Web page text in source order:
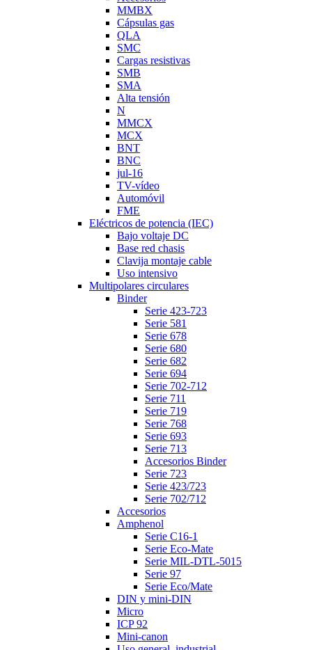
MMBX
Cápsulas gas
QLA
SMC
Cargas resistivas
SMB
SMA
Alta tensión
N
MMCX
MCX
BNT
BNC
jul-16
TV-vídeo
Automóvil
FME
Eléctricos de potencia (IEC)
Bajo voltaje DC
Base red chasis
Clavija montaje cable
Uso intensivo
Multipolares circulares
Binder
Serie 423-723
Serie 581
Serie 678
Serie 680
Serie 682
Serie 694
Serie 702-712
Serie 711
Serie 719
Serie 768
Serie 693
Serie 713
Accesorios Binder
Serie 723
Serie 423/723
Serie 702/712
Accesorios
Amphenol
Serie C16-1
Serie Eco-Mate
Serie MIL-DTL-5015
Serie 97
Serie Eco/Mate
DIN y mini-DIN
Micro
ICP 92
Mini-canon